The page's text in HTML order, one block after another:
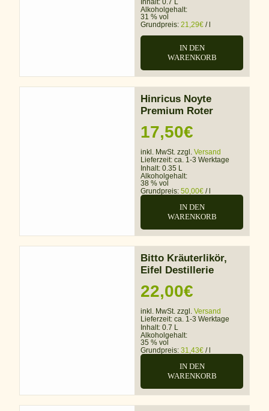
Inhalt: 0.7 L
Alkoholgehalt:
31 % vol
Grundpreis: 21,29€ /
IN DEN
WARENKORB
Hinricus Noyte
Premium Roter
17,50€
inkl. MwSt. zzgl. Versand
Lieferzeit: ca. 1-3 Werktage
Inhalt: 0.35 L
Alkoholgehalt:
38 % vol
Grundpreis: 50,00€ /
IN DEN
WARENKORB
Bitto Kräuterlikör,
Eifel Destillerie
22,00€
inkl. MwSt. zzgl. Versand
Lieferzeit: ca. 1-3 Werktage
Inhalt: 0.7 L
Alkoholgehalt:
35 % vol
Grundpreis: 31,43€ /
IN DEN
WARENKORB